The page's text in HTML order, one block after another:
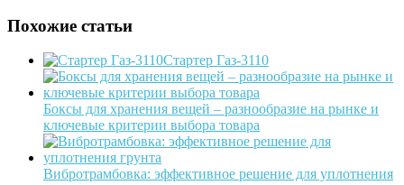
Похожие статьи
Стартер Газ-3110
Боксы для хранения вещей – разнообразие на рынке и
ключевые критерии выбора товара
Вибротрамбовка: эффективное решение для уплотнения